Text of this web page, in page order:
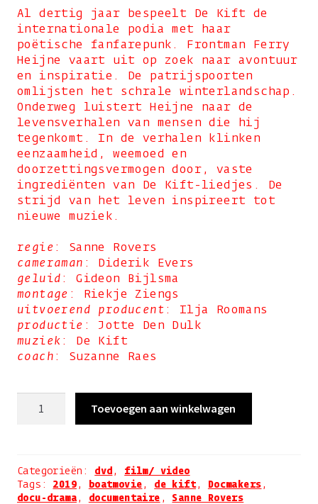
Al dertig jaar bespeelt De Kift de
internationale podia met haar
poëtische fanfarepunk. Frontman Ferry
Heijne vaart uit op zoek naar avontuur
en inspiratie. De patrijspoorten
omlijsten het schrale winterlandschap.
Onderweg luistert Heijne naar de
levensverhalen van mensen die hij
tegenkomt. In de verhalen klinken
eenzaamheid, weemoed en
doorzettingsvermogen door, vaste
ingrediënten van De Kift-liedjes. De
strijd van het leven inspireert tot
nieuwe muziek.
regie : Sanne Rovers
cameraman : Diderik Evers
geluid : Gideon Bijlsma
montage : Riekje Ziengs
uitvoerend producent : Ilja Roomans
productie : Jotte Den Dulk
muziek : De Kift
coach : Suzanne Raes
wieg
Toevoegen aan winkelwagen
Categorieën: dvd , film/ video
Tags: 2019 , boatmovie , de kift, Docmakers ,
docu-drama , documentaire , Sanne Rovers